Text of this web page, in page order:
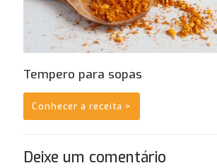
Tempero para sopas
Conhecer a receita >
Deixe um comentário